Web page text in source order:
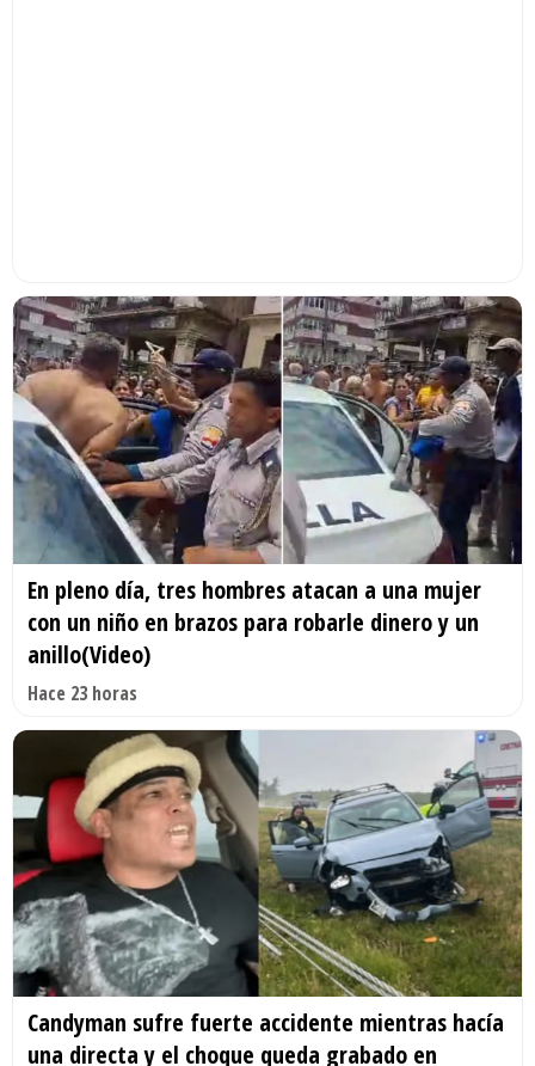
En pleno día, tres hombres atacan a una mujer
con un niño en brazos para robarle dinero y un
anillo(Video)
Hace 23 horas
Candyman sufre fuerte accidente mientras hacía
una directa y el choque queda grabado en